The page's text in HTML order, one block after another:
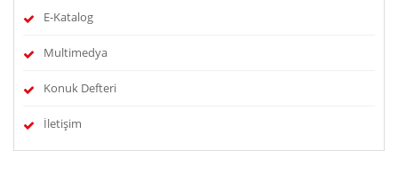
E-Katalog
Multimedya
Konuk Defteri
İletişim